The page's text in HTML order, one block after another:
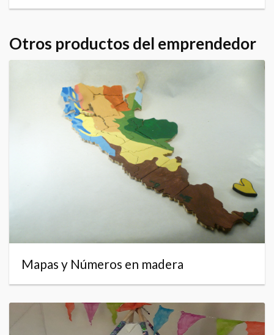
Otros productos del emprendedor
Mapas y Números en madera